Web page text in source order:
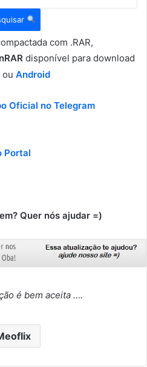
com .RAR,
disponível para download
ou Android
Oficial no Telegram
Portal
Quer nós ajudar =)
é bem aceita ….